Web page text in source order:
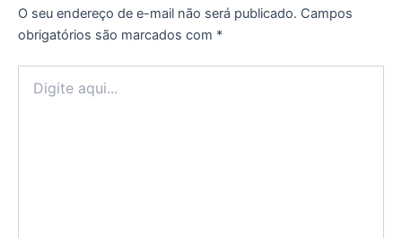
O seu endereço de e-mail não será publicado. Campos
obrigatórios são marcados com *
aqui...